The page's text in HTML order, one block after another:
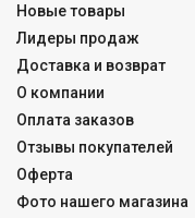
Новые товары
Лидеры продаж
Доставка и возврат
О компании
Оплата заказов
Отзывы покупателей
Оферта
Фото нашего магазина